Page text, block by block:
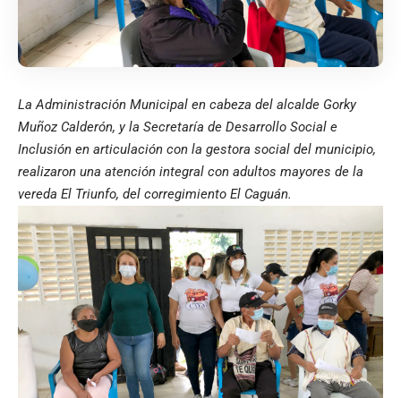
La Administración Municipal en cabeza del alcalde Gorky
Muñoz Calderón, y la Secretaría de Desarrollo Social e
Inclusión en articulación con la gestora social del municipio,
realizaron una atención integral con adultos mayores de la
vereda El Triunfo, del corregimiento El Caguán.